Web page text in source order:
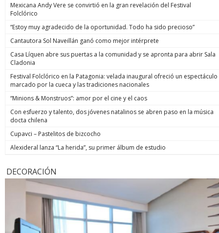
Mexicana Andy Vere se convirtió en la gran revelación del Festival
Folclórico
“Estoy muy agradecido de la oportunidad. Todo ha sido precioso”
Cantautora Sol Naveillán ganó como mejor intérprete
Casa Líquen abre sus puertas a la comunidad y se apronta para abrir Sala
Cladonia
Festival Folclórico en la Patagonia: velada inaugural ofreció un espectáculo
marcado por la cueca y las tradiciones nacionales
“Minions & Monstruos”: amor por el cine y el caos
Con esfuerzo y talento, dos jóvenes natalinos se abren paso en la música
docta chilena
Cupavci – Pastelitos de bizcocho
Alexideral lanza “La herida”, su primer álbum de estudio
DECORACIÓN